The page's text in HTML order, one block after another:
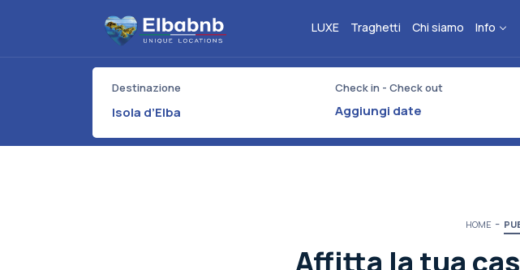
LUXE Traghetti Chi siamo Info
Destinazione
Isola d’Elba
Check in - Check out
HOME
Affitta la tua